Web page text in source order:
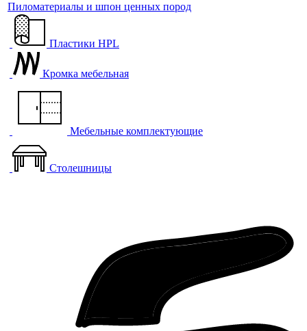
Пиломатериалы и шпон ценных пород
Пластики HPL
Кромка мебельная
Мебельные комплектующие
Столешницы